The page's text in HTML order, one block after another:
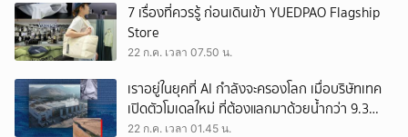
7 เรื่องที่ควรรู้ ก่อนเดินเข้า YUEDPAO Flagship
Store
22 ก.ค. เวลา 07.50 น.
เราอยู่ในยุคที่ AI กำลังจะครองโลก เมื่อบริษัทเทค
เปิดตัวโมเดลใหม่ ที่ต้องแลกมาด้วยน้ำกว่า 9.3
ล้านล้านลิตร
22 ก.ค. เวลา 01.45 น.